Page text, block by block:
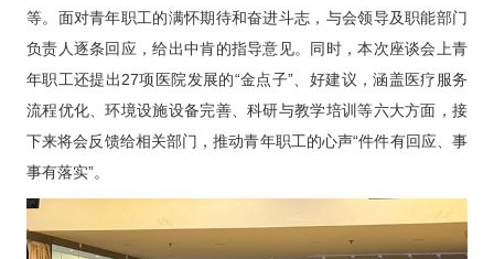
等。面对青年职工的满怀期待和奋进斗志，与会领导及职能部门
负责人逐条回应，给出中肯的指导意见。同时，本次座谈会上青
年职工还提出27项医院发展的“金点子”、好建议，涵盖医疗服务
流程优化、环境设施设备完善、科研与教学培训等六大方面，接
下来将会反馈给相关部门，推动青年职工的心声“件件有回应、事
事有落实”。